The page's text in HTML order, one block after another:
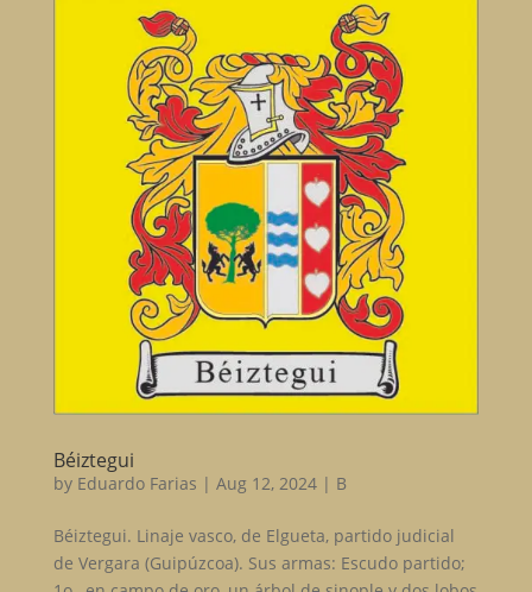
Béiztegui
by Eduardo Farias | Aug 12, 2024| B
Béiztegui. Linaje vasco, de Elgueta, partido judicial
de Vergara (Guipúzcoa). Sus armas: Escudo partido;